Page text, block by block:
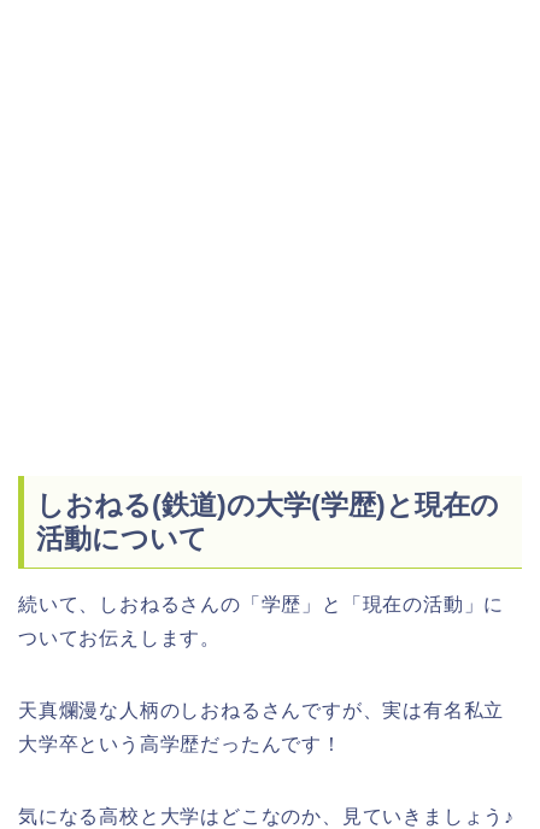
しおねる(鉄道)の大学(学歴)と現在の
活動について
続いて、しおねるさんの「学歴」と「現在の活動」に
ついてお伝えします。
天真爛漫な人柄のしおねるさんですが、実は有名私立
大学卒という高学歴だったんです！
気になる高校と大学はどこなのか、見ていきましょう♪